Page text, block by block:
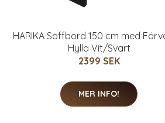
HARIKA Soffbord 150 cm med
Hylla Vit/Svart
2399 SEK
MER INFO!